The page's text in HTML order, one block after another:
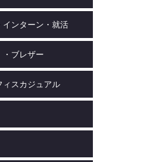
インターン・就活
・ブレザー
ィスカジュアル